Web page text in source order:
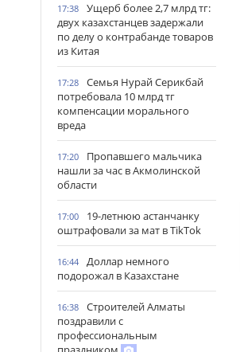
17:38
Ущерб более 2,7 млрд тг:
двух казахстанцев задержали
по делу о контрабанде товаров
из Китая
17:28
Семья Нурай Серикбай
потребовала 10 млрд тг
компенсации морального
вреда
17:20
Пропавшего мальчика
нашли за час в Акмолинской
области
17:00
19-летнюю астанчанку
оштрафовали за мат в TikTok
16:44
Доллар немного
подорожал в Казахстане
16:38
Строителей Алматы
поздравили с
профессиональным